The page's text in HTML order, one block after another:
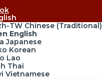
Chinese (Traditional)
English
Japanese
Korean
Lao
Thai
Vietnamese